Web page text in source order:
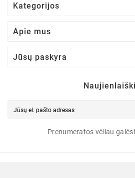
Kategorijos
Apie mus
Jūsų paskyra
Prenumeratos vėliau